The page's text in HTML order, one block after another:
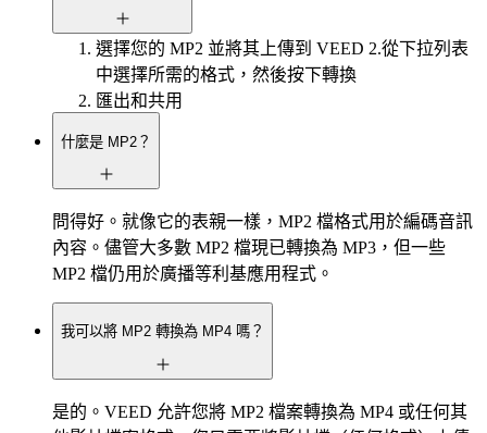
選擇您的 MP2 並將其上傳到 VEED 2.從下拉列表
中選擇所需的格式，然後按下轉換
匯出和共用
什麼是 MP2？
問得好。就像它的表親一樣，MP2 檔格式用於編碼音訊
內容。儘管大多數 MP2 檔現已轉換為 MP3，但一些
MP2 檔仍用於廣播等利基應用程式。
我可以將 MP2 轉換為 MP4 嗎？
是的。VEED 允許您將 MP2 檔案轉換為 MP4 或任何其